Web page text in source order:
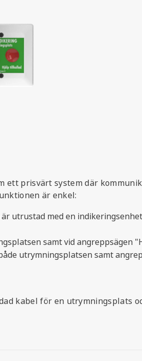
ett prisvärt system där
är enkel:
utrustad med en
samt vid angreppsägen
utrymningsplatsen samt
kabel för en utrymningsplats